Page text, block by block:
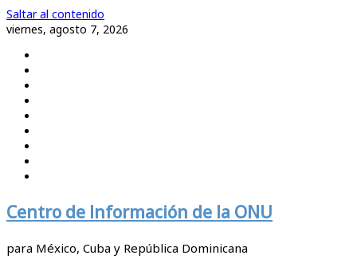
Saltar al contenido
viernes, agosto 7, 2026
Centro de Información de la ONU
para México, Cuba y República Dominicana